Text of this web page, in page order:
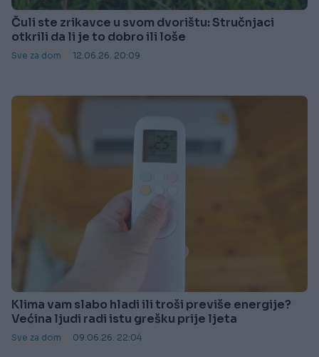
Čuli ste zrikavce u svom dvorištu: Stručnjaci
otkrili da li je to dobro ili loše
Sve za dom 12.06.26. 20:09
Klima vam slabo hladi ili troši previše energije?
Većina ljudi radi istu grešku prije ljeta
Sve za dom 09.06.26. 22:04